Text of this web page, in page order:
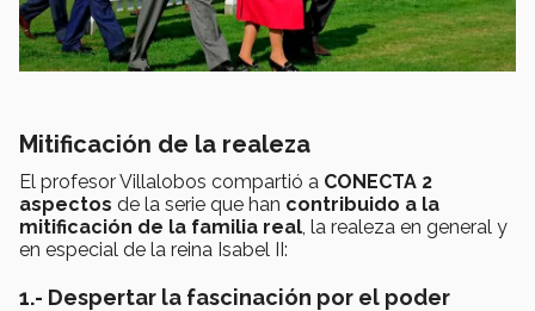
Mitificación de la realeza
El profesor Villalobos compartió a CONECTA 2
aspectos de la serie que han contribuido a la
mitificación de la familia real , la realeza en general y
en especial de la reina Isabel II:
1.- Despertar la fascinación por el poder